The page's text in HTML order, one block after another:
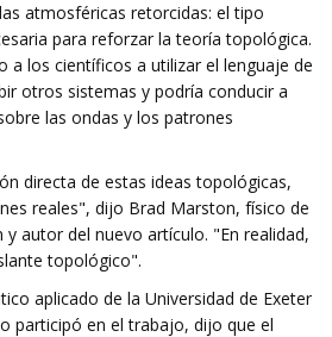
atmosféricas retorcidas: el tipo
para reforzar la teoría topológica.
a los científicos a utilizar el lenguaje de
otros sistemas y podría conducir a
las ondas y los patrones
directa de estas ideas topológicas,
reales", dijo Brad Marston, físico de
y autor del nuevo artículo. "En realidad,
topológico".
aplicado de la Universidad de Exeter
participó en el trabajo, dijo que el